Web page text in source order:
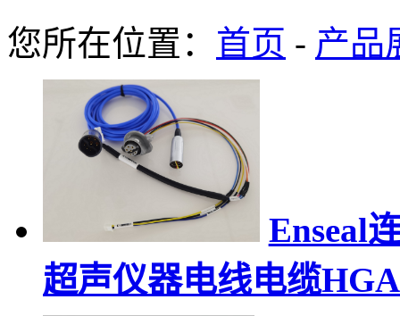
您所在位置： 首页 - 产品
Enseal
超声仪器电线电缆